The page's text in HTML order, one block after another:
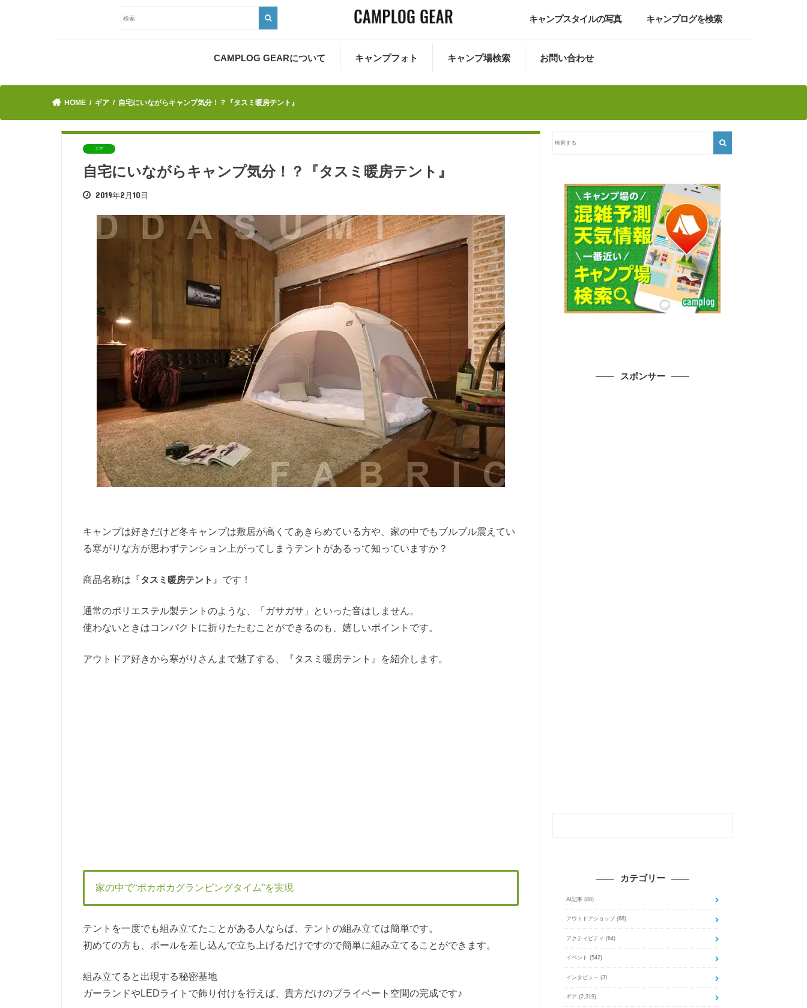
キャンプスタイルの写真 キャンプログを検索
CAMPLOG GEARについて キャンプフォト キャンプ場検索 お問い合わせ
HOME ギア 自宅にいながらキャンプ気分！？『タスミ暖房テント』
ギア
自宅にいながらキャンプ気分！？『タスミ暖房テント』
2019年2月10日
キャンプは好きだけど冬キャンプは敷居が高くてあきらめている方や、家の中でもブルブル震えてい
る寒がりな方が思わずテンション上がってしまうテントがあるって知っていますか？
商品名称は『タスミ暖房テント 』です！
通常のポリエステル製テントのような、「ガサガサ」といった音はしません。
使わないときはコンパクトに折りたたむことができるのも、嬉しいポイントです。
アウトドア好きから寒がりさんまで魅了する、『タスミ暖房テント』を紹介します。
家の中で“ポカポカグランピングタイム”を実現
テントを一度でも組み立てたことがある人ならば、テントの組み立ては簡単です。
初めての方も、ポールを差し込んで立ち上げるだけですので簡単に組み立てることができます。
組み立てると出現する秘密基地
ガーランドやLEDライトで飾り付けを行えば、貴方だけのプライベート空間の完成です♪
スポンサー
カテゴリー
AI記事 (88)
アウトドアショップ (68)
アクティビティ (64)
イベント (542)
インタビュー (3)
ギア (2,319)